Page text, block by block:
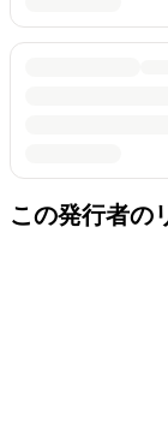
この発行者の